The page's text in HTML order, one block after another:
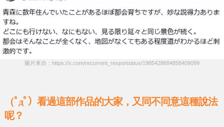
圖片來自：https://x.com/recurrent_respo/status/1985428684858409099
（ﾟдﾟ）看過這部作品的大家，又同不同意這種說法
呢？